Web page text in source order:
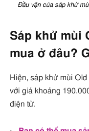
Đầu vặn của sáp khử
Sáp khử mùi
mua ở đâu?
Hiện, sáp khử mùi
với giá khoảng
điện tử.